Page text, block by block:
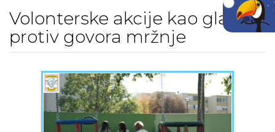
Volonterske akcije kao glas
protiv govora mržnje